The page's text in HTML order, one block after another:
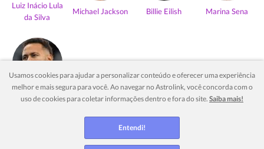
Luiz Inácio Lula
da Silva
Michael Jackson Billie Eilish Marina Sena
Neymar Jr
Ver mais
Usamos cookies para ajudar a personalizar conteúdo e oferecer uma experiência
melhor e mais segura para você. Ao navegar no Astrolink, você concorda com o
uso de cookies para coletar informações dentro e fora do site. Saiba mais!
Entendi!